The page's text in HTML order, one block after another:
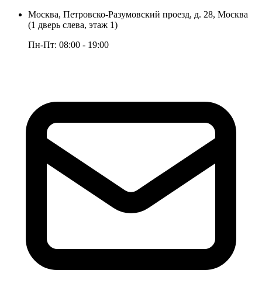
Москва, Петровско-Разумовский проезд, д. 28, Москва
(1 дверь слева, этаж 1)
Пн-Пт: 08:00 - 19:00